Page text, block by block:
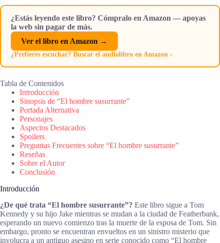
¿Estás leyendo este libro? Cómpralo en Amazon — apoyas
la web sin pagar de más.
Ver el libro en Amazon →
¿Prefieres escuchar? Buscar el audiolibro en Amazon ›
Tabla de Contenidos
Introducción
Sinopsis de “El hombre susurrante”
Portada Alternativa
Personajes
Aspectos Destacados
Spoilers
Preguntas Frecuentes sobre “El hombre susurrante”
Reseñas
Sobre el Autor
Conclusión
Introducción
¿De qué trata “El hombre susurrante”? Este libro sigue a Tom
Kennedy y su hijo Jake mientras se mudan a la ciudad de Featherbank,
esperando un nuevo comienzo tras la muerte de la esposa de Tom. Sin
embargo, pronto se encuentran envueltos en un sinistro misterio que
involucra a un antiguo asesino en serie conocido como “El hombre